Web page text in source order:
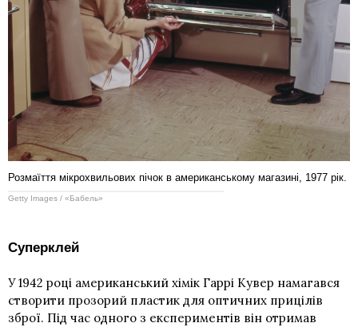
Розмаїття мікрохвильових пічок в американському магазині, 1977 рік.
Getty Images / «Бабель»
Суперклей
У 1942 році американський хімік Гаррі Кувер намагався
створити прозорий пластик для оптичних прицілів
зброї. Під час одного з експериментів він отримав